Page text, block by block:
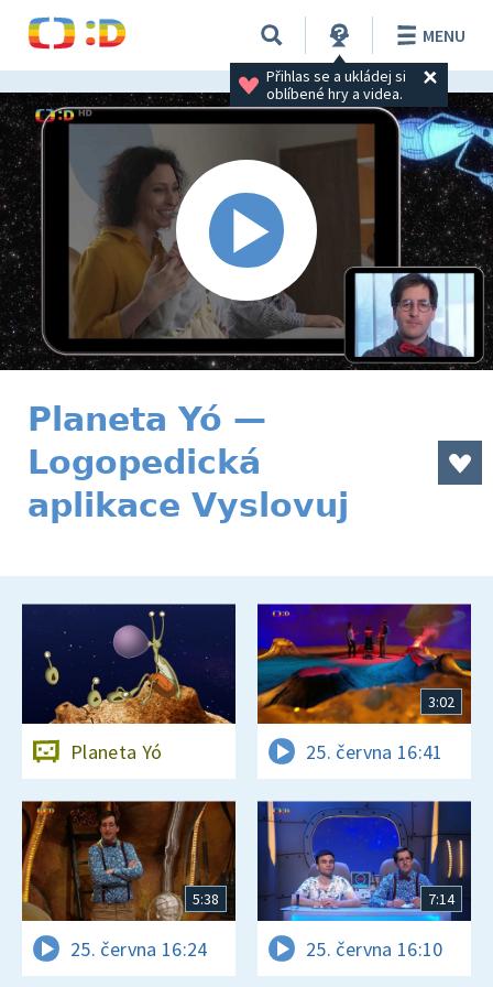
Přihlas se a ukládej si
oblíbené hry a videa.
MENU
Planeta Yó —
Logopedická
aplikace Vyslovuj
Planeta Yó
3:02
25. června 16:41
5:38
25. června 16:24
7:14
25. června 16:10